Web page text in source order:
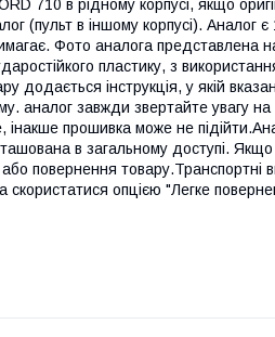
710 в рідному корпусі, якщо
(пульт в іншому корпусі). Аналог
Фото аналога представлена
пластику, з
додається інструкція, у якій
аналог завжди звертайте увагу
прошивка може не
в загальному доступі.
повернення товару.Транспортні
опцією "Легке